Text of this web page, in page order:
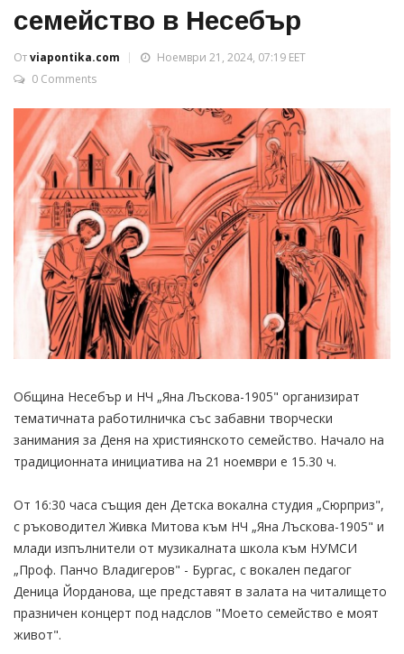
семейство в Несебър
Отviapontika.com
Ноември 21, 2024, 07:19 EET
0 Comments
Община Несебър и НЧ „Яна Лъскова-1905" организират
тематичната работилничка със забавни творчески
занимания за Деня на християнското семейство. Начало на
традиционната инициатива на 21 ноември е 15.30 ч.
От 16:30 часа същия ден Детска вокална студия „Сюрприз",
с ръководител Живка Митова към НЧ „Яна Лъскова-1905" и
млади изпълнители от музикалната школа към НУМСИ
„Проф. Панчо Владигеров" - Бургас, с вокален педагог
Деница Йорданова, ще представят в залата на читалището
празничен концерт под надслов "Моето семейство е моят
живот".